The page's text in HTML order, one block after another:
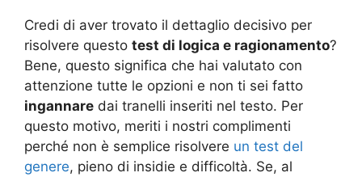
Credi di aver trovato il dettaglio decisivo per
risolvere questo test di logica e ragionamento?
Bene, questo significa che hai valutato con
attenzione tutte le opzioni e non ti sei fatto
ingannare dai tranelli inseriti nel testo. Per
questo motivo, meriti i nostri complimenti
perché non è semplice risolvere un test del
genere, pieno di insidie e difficoltà. Se, al